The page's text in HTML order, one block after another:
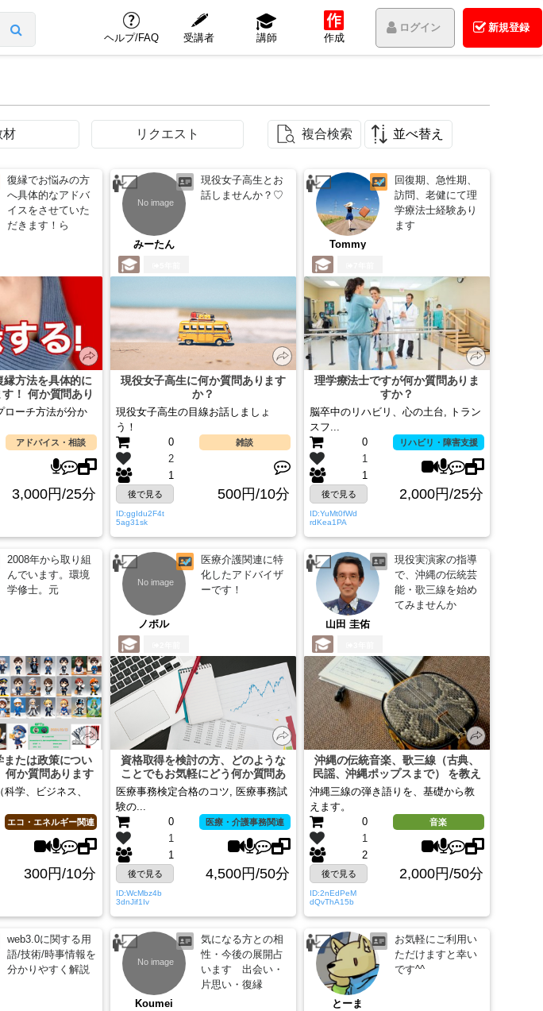
ヘルプ/FAQ 受講者 講師 作成
ログイン 新規登録
材 リクエスト 複合検索 並べ替え
復縁でお悩みの方
へ具体的なアドバ
イスをさせていた
だきます！ら
縁方法を具体的に
！ 何か質問あり
か？
ローチ方法が分か
アドバイス・相談
3,000円/25分
みーたん
現役女子高生とお
話しませんか？♡
現役女子高生に何か質問あります
か？
現役女子高生の目線お話しましょ
う！
0
2
1
雑談
後で見る 500円/10分
ID:ggIdu2F4t
5ag31sk
Tommy
回復期、急性期、
訪問、老健にて理
学療法士経験あり
ます
理学療法士ですが何か質問ありま
すか？
脳卒中のリハビリ、心の土台, トラン
スフ...
0
1
1
リハビリ・障害支援
後で見る 2,000円/25分
ID:YuMt0fWd
rdKea1PA
2008年から取り組
んでいます。環境
学修士。元
または政策につい
何か質問あります
か？学、ビジネス、
エコ・エネルギー関連
300円/10分
ノボル
医療介護関連に特
化したアドバイザ
ーです！
資格取得を検討の方、どのような
ことでもお気軽にどう何か質問あ
りますか？
医療事務検定合格のコツ, 医療事務試
験の...
0
1
1
医療・介護事務関連
後で見る 4,500円/50分
ID:WcMbz4b
3dnJif1Iv
山田 圭佑
現役実演家の指導
で、沖縄の伝統芸
能・歌三線を始め
てみませんか
沖縄の伝統音楽、歌三線（古典、
民謡、沖縄ポップスまで） を教え
ます
沖縄三線の弾き語りを、基礎から教
えます。
0
1
2
音楽
後で見る 2,000円/50分
ID:2nEdPeM
dQvThA15b
web3.0に関する用
語/技術/時事情報を
分かりやすく解説
Koumei
気になる方との相
性・今後の展開占
います 出会い・
片思い・復縁
とーま
お気軽にご利用い
ただけますと幸い
です^^